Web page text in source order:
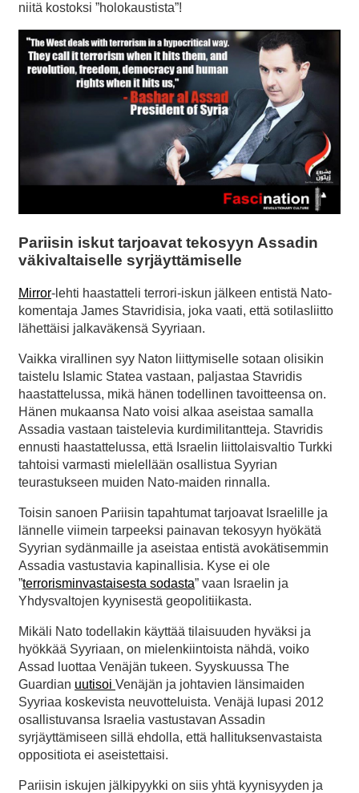
niitä kostoksi ”holokaustista”!
Pariisin iskut tarjoavat tekosyyn Assadin
väkivaltaiselle syrjäyttämiselle
Mirror-lehti haastatteli terrori-iskun jälkeen entistä Nato-
komentaja James Stavridisia, joka vaati, että sotilasliitto
lähettäisi jalkaväkensä Syyriaan.
Vaikka virallinen syy Naton liittymiselle sotaan olisikin
taistelu Islamic Statea vastaan, paljastaa Stavridis
haastattelussa, mikä hänen todellinen tavoitteensa on.
Hänen mukaansa Nato voisi alkaa aseistaa samalla
Assadia vastaan taistelevia kurdimilitantteja. Stavridis
ennusti haastattelussa, että Israelin liittolaisvaltio Turkki
tahtoisi varmasti mielellään osallistua Syyrian
teurastukseen muiden Nato-maiden rinnalla.
Toisin sanoen Pariisin tapahtumat tarjoavat Israelille ja
lännelle viimein tarpeeksi painavan tekosyyn hyökätä
Syyrian sydänmaille ja aseistaa entistä avokätisemmin
Assadia vastustavia kapinallisia. Kyse ei ole
”terrorisminvastaisesta sodasta” vaan Israelin ja
Yhdysvaltojen kyynisestä geopolitiikasta.
Mikäli Nato todellakin käyttää tilaisuuden hyväksi ja
hyökkää Syyriaan, on mielenkiintoista nähdä, voiko
Assad luottaa Venäjän tukeen. Syyskuussa The
Guardian uutisoi Venäjän ja johtavien länsimaiden
Syyriaa koskevista neuvotteluista. Venäjä lupasi 2012
osallistuvansa Israelia vastustavan Assadin
syrjäyttämiseen sillä ehdolla, että hallituksenvastaista
oppositiota ei aseistettaisi.
Pariisin iskujen jälkipyykki on siis yhtä kyynisyyden ja